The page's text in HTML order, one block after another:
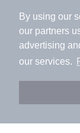
By using our
our partners
advertising
our services.
アプリに
会員登録
人気のこだわり
バス・トイ
駐車場あり
エアコンあ